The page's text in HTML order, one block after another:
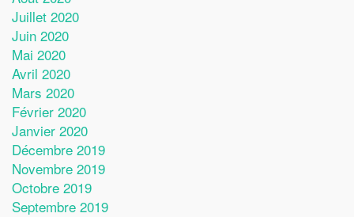
Juillet 2020
Juin 2020
Mai 2020
Avril 2020
Mars 2020
Février 2020
Janvier 2020
Décembre 2019
Novembre 2019
Octobre 2019
Septembre 2019